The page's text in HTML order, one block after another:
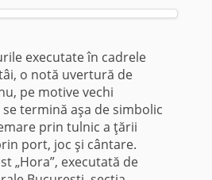
executate în cadrele
o notă uver­tură de
pe motive vechi
termină aşa de simbolic
prin tulnic a ţării
port, joc şi cântare.
„Hora”, executată de